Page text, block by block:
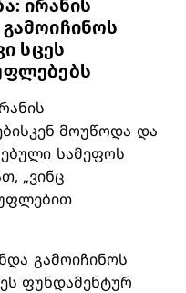
ირანის
სცეს
მოუწოდა და
სამეფოს
„ვინც
გამოიჩინოს
ფუნდამენტურ